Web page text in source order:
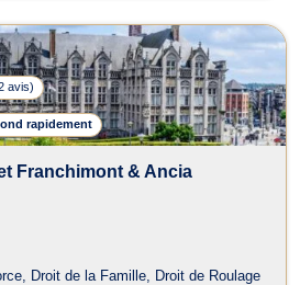
avis)
rapidement
Franchimont & Ancia
Droit de la Famille
Droit de Roulage